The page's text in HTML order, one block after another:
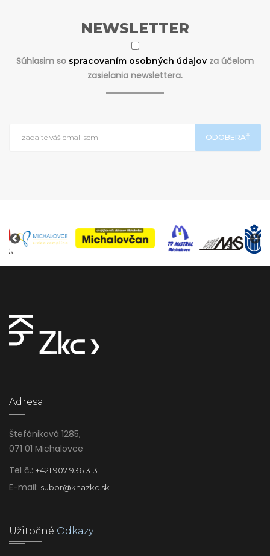
NEWSLETTER
Súhlasim so spracovaním osobných údajov za účelom
zasielania newslettera.
ODOBERAŤ
Adresa
Štefániková 1285,
071 01 Michalovce
Tel č.: +421 907 936 313
E-mail: subor@khazkc.sk
Užitočné Odkazy